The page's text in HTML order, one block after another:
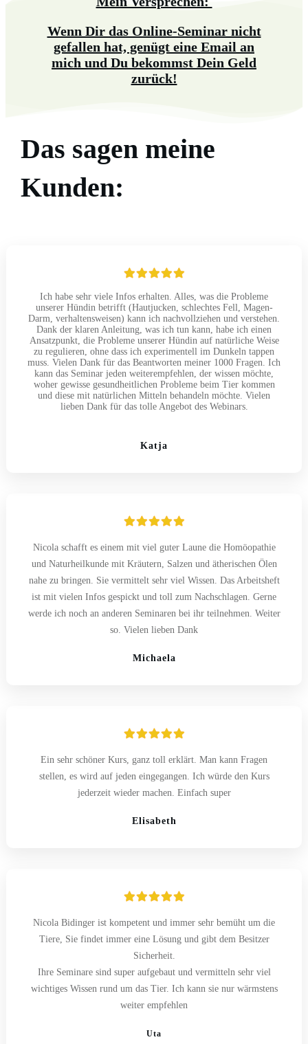
Wenn Dir das Online-Seminar nicht
gefallen hat, genügt eine Email an
mich und Du bekommst Dein Geld
zurück!
Das sagen meine
Kunden:
Ich habe sehr viele Infos erhalten. Alles, was die Probleme
unserer Hündin betrifft (Hautjucken, schlechtes Fell, Magen-
Darm, verhaltensweisen) kann ich nachvollziehen und verstehen.
Dank der klaren Anleitung, was ich tun kann, habe ich einen
Ansatzpunkt, die Probleme unserer Hündin auf natürliche Weise
zu regulieren, ohne dass ich experimentell im Dunkeln tappen
muss. Vielen Dank für das Beantworten meiner 1000 Fragen. Ich
kann das Seminar jeden weiterempfehlen, der wissen möchte,
woher gewisse gesundheitlichen Probleme beim Tier kommen
und diese mit natürlichen Mitteln behandeln möchte. Vielen
lieben Dank für das tolle Angebot des Webinars.
Katja
Nicola schafft es einem mit viel guter Laune die Homöopathie
und Naturheilkunde mit Kräutern, Salzen und ätherischen Ölen
nahe zu bringen. Sie vermittelt sehr viel Wissen. Das Arbeitsheft
ist mit vielen Infos gespickt und toll zum Nachschlagen. Gerne
werde ich noch an anderen Seminaren bei ihr teilnehmen. Weiter
so. Vielen lieben Dank
Michaela
Ein sehr schöner Kurs, ganz toll erklärt. Man kann Fragen
stellen, es wird auf jeden eingegangen. Ich würde den Kurs
jederzeit wieder machen. Einfach super
Elisabeth
Nicola Bidinger ist kompetent und immer sehr bemüht um die
Tiere, Sie findet immer eine Lösung und gibt dem Besitzer
Sicherheit.
Ihre Seminare sind super aufgebaut und vermitteln sehr viel
wichtiges Wissen rund um das Tier. Ich kann sie nur wärmstens
weiter empfehlen
Uta